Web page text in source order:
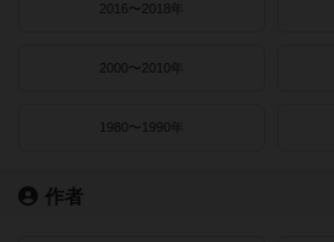
2016〜2018年
2000〜2010年
1980〜1990年
作者